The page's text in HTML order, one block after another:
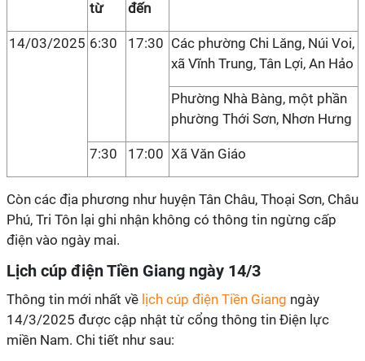
từ đến
14/03/2025 6:30 17:30 Các phường Chi Lăng, Núi Voi,
xã Vĩnh Trung, Tân Lợi, An Hảo
Phường Nhà Bàng, một phần
phường Thới Sơn, Nhơn Hưng
7:30 17:00 Xã Văn Giáo
Còn các địa phương như huyện Tân Châu, Thoại Sơn, Châu
Phú, Tri Tôn lại ghi nhận không có thông tin ngừng cấp
điện vào ngày mai.
Lịch cúp điện Tiền Giang ngày 14/3
Thông tin mới nhất về lịch cúp điện Tiền Giang ngày
14/3/2025 được cập nhật từ cổng thông tin Điện lực
miền Nam. Chi tiết như sau: